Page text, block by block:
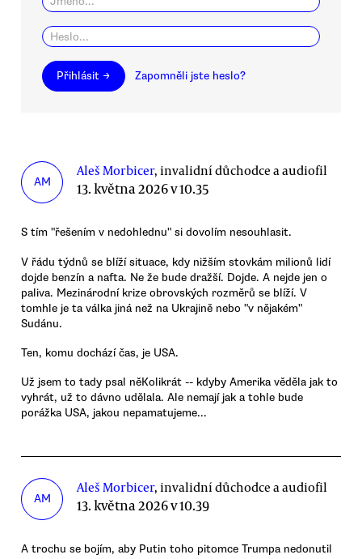
Přihlásit → Zapomněli jste heslo?
AM
Aleš Morbicer, invalidní důchodce a audiofil
13. května 2026 v 10.35
S tím "řešením v nedohlednu" si dovolím nesouhlasit.
V řádu týdnů se blíží situace, kdy nižším stovkám milionů lidí
dojde benzín a nafta. Ne že bude dražší. Dojde. A nejde jen o
paliva. Mezinárodní krize obrovských rozměrů se blíží. V
tomhle je ta válka jiná než na Ukrajině nebo "v nějakém"
Sudánu.
Ten, komu dochází čas, je USA.
Už jsem to tady psal něKolikrát -- kdyby Amerika věděla jak to
vyhrát, už to dávno udělala. Ale nemají jak a tohle bude
porážka USA, jakou nepamatujeme...
AM
Aleš Morbicer, invalidní důchodce a audiofil
13. května 2026 v 10.39
A trochu se bojím, aby Putin toho pitomce Trumpa nedonutil